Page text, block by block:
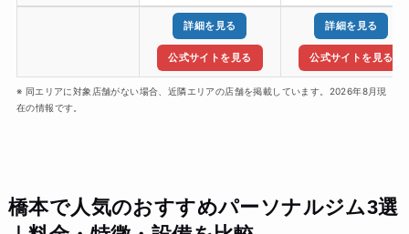
詳細を見る
公式サイトを見る
詳細を見る
公式サイトを見る
※ 同エリアに対象店舗がない場合、近隣エリアの店舗を掲載しています。2026年8月現
在の情報です。
橋本で人気のおすすめパーソナルジム3選